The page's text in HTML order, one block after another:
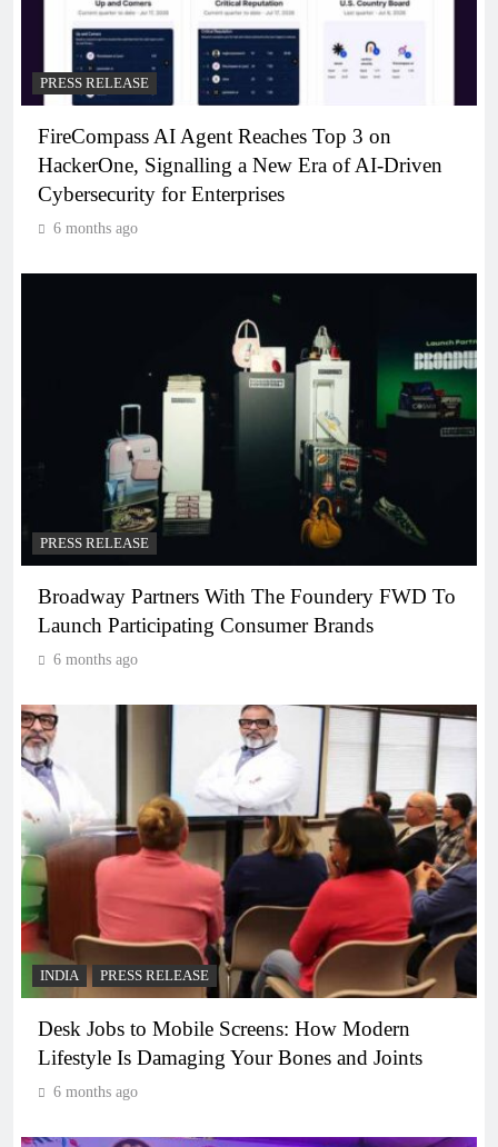
PRESS RELEASE
FireCompass AI Agent Reaches Top 3 on
HackerOne, Signalling a New Era of AI-Driven
Cybersecurity for Enterprises
6 months ago
PRESS RELEASE
Broadway Partners With The Foundery FWD To
Launch Participating Consumer Brands
6 months ago
INDIA PRESS RELEASE
Desk Jobs to Mobile Screens: How Modern
Lifestyle Is Damaging Your Bones and Joints
6 months ago